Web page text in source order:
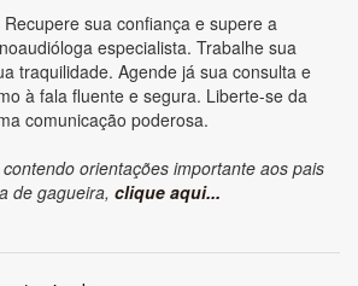
Recupere sua confiança e supere a
especialista. Trabalhe sua
traquilidade. Agende já sua consulta e
à fala fluente e segura. Liberte-se da
comunicação poderosa.
orientações importante aos pais
de gagueira, clique aqui...